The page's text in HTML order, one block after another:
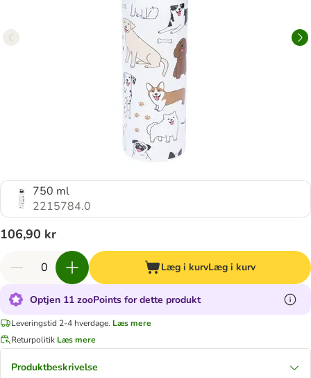
750 ml
2215784.0
106,90 kr
Læg i kurvLæg i kurv
Optjen 11 zooPoints for dette produkt
Leveringstid 2-4 hverdage. Læs mere
Returpolitik Læs mere
Produktbeskrivelse